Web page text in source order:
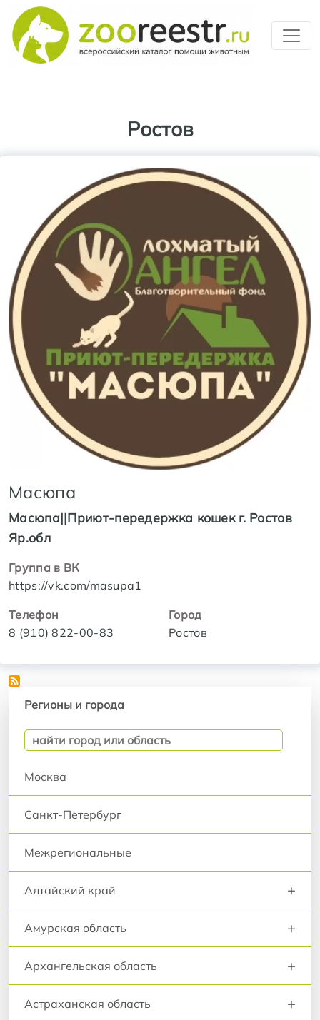
Ростов
Масюпа
Масюпа||Приют-передержка кошек г. Ростов
Яр.обл
Группа в ВК
https://vk.com/masupa1
Телефон
8 (910) 822-00-83
Город
Ростов
Регионы и города
Москва
Санкт-Петербург
Межрегиональные
Алтайский край +
Амурская область +
Архангельская область +
Астраханская область +